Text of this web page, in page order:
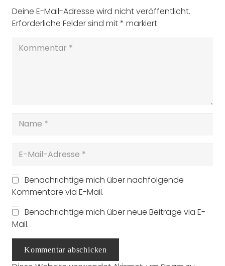
Deine E-Mail-Adresse wird nicht veröffentlicht.
Erforderliche Felder sind mit* markiert
Benachrichtige mich über nachfolgende
Kommentare via E-Mail.
Benachrichtige mich über neue Beiträge via E-
Mail.
Kommentar abschicken